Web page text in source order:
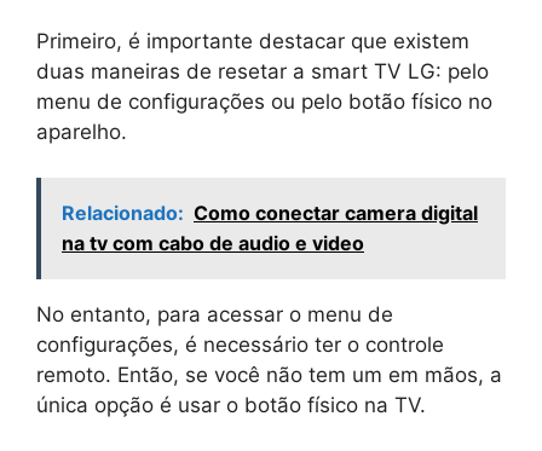
Primeiro, é importante destacar que existem
duas maneiras de resetar a smart TV LG: pelo
menu de configurações ou pelo botão físico no
aparelho.
Relacionado: Como conectar camera digital
na tv com cabo de audio e video
No entanto, para acessar o menu de
configurações, é necessário ter o controle
remoto. Então, se você não tem um em mãos, a
única opção é usar o botão físico na TV.